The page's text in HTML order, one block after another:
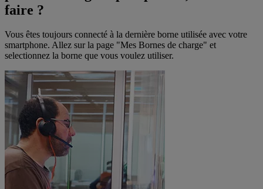
faire ?
Vous êtes toujours connecté à la dernière borne utilisée avec votre
smartphone. Allez sur la page "Mes Bornes de charge" et
selectionnez la borne que vous voulez utiliser.